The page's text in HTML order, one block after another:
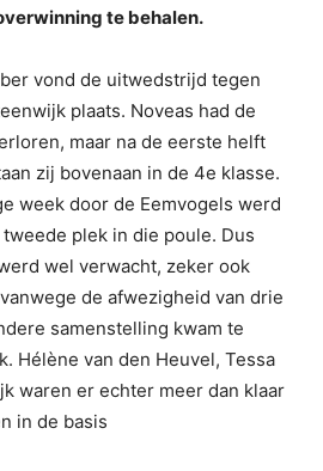
te behalen.
vond de uitwedstrijd tegen
plaats. Noveas had de
maar na de eerste helft
zij bovenaan in de 4e klasse.
week door de Eemvogels werd
plek in die poule. Dus
wel verwacht, zeker ook
de afwezigheid van drie
samenstelling kwam te
Hélène van den Heuvel, Tessa
waren er echter meer dan klaar
in de basis